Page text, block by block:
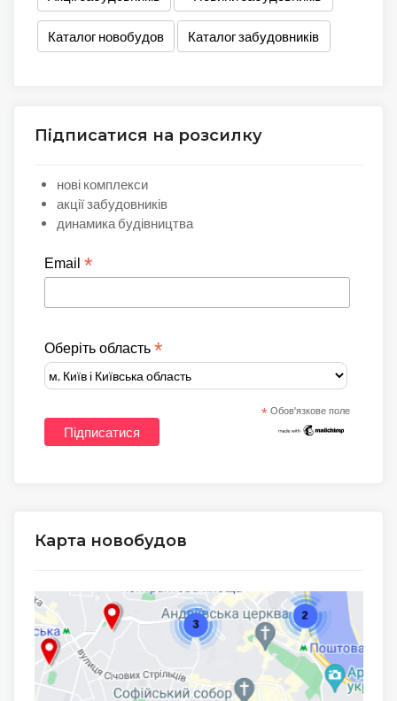
Каталог новобудов Каталог забудовників
Підписатися на розсилку
нові комплекси
акції забудовників
динамика будівництва
Email *
Оберіть область *
* Обов'язкове поле
Карта новобудов